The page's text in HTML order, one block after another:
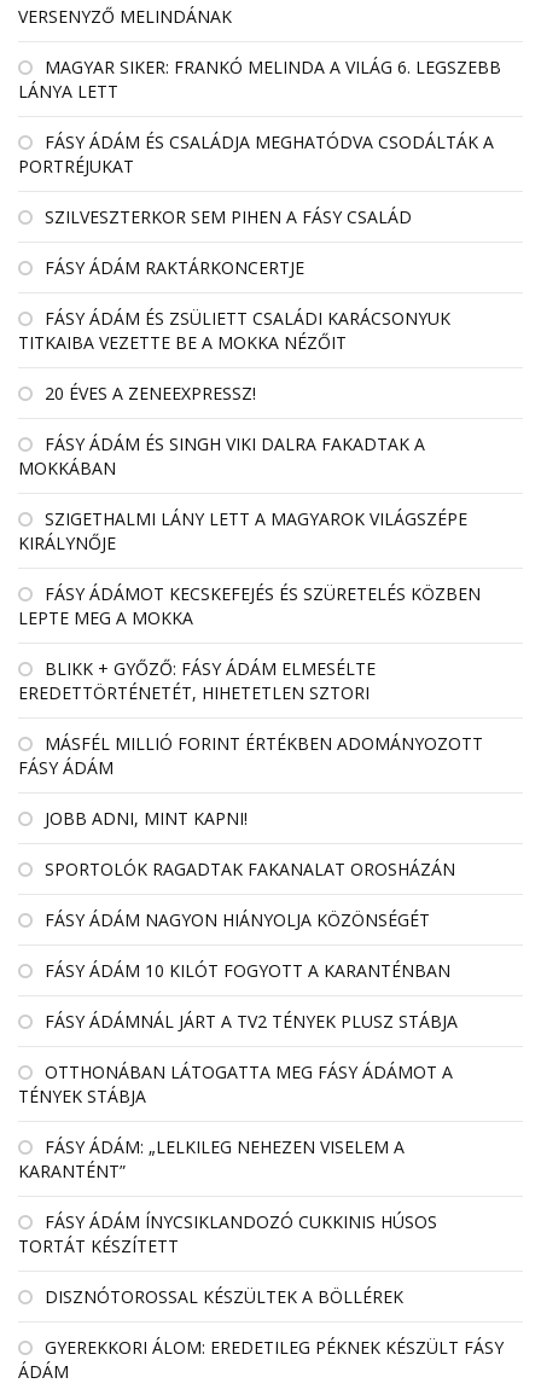
VERSENYZŐ MELINDÁNAK
MAGYAR SIKER: FRANKÓ MELINDA A VILÁG 6. LEGSZEBB
LÁNYA LETT
FÁSY ÁDÁM ÉS CSALÁDJA MEGHATÓDVA CSODÁLTÁK A
PORTRÉJUKAT
SZILVESZTERKOR SEM PIHEN A FÁSY CSALÁD
FÁSY ÁDÁM RAKTÁRKONCERTJE
FÁSY ÁDÁM ÉS ZSÜLIETT CSALÁDI KARÁCSONYUK
TITKAIBA VEZETTE BE A MOKKA NÉZŐIT
20 ÉVES A ZENEEXPRESSZ!
FÁSY ÁDÁM ÉS SINGH VIKI DALRA FAKADTAK A
MOKKÁBAN
SZIGETHALMI LÁNY LETT A MAGYAROK VILÁGSZÉPE
KIRÁLYNŐJE
FÁSY ÁDÁMOT KECSKEFEJÉS ÉS SZÜRETELÉS KÖZBEN
LEPTE MEG A MOKKA
BLIKK + GYŐZŐ: FÁSY ÁDÁM ELMESÉLTE
EREDETTÖRTÉNETÉT, HIHETETLEN SZTORI
MÁSFÉL MILLIÓ FORINT ÉRTÉKBEN ADOMÁNYOZOTT
FÁSY ÁDÁM
JOBB ADNI, MINT KAPNI!
SPORTOLÓK RAGADTAK FAKANALAT OROSHÁZÁN
FÁSY ÁDÁM NAGYON HIÁNYOLJA KÖZÖNSÉGÉT
FÁSY ÁDÁM 10 KILÓT FOGYOTT A KARANTÉNBAN
FÁSY ÁDÁMNÁL JÁRT A TV2 TÉNYEK PLUSZ STÁBJA
OTTHONÁBAN LÁTOGATTA MEG FÁSY ÁDÁMOT A
TÉNYEK STÁBJA
FÁSY ÁDÁM: „LELKILEG NEHEZEN VISELEM A
KARANTÉNT”
FÁSY ÁDÁM ÍNYCSIKLANDOZÓ CUKKINIS HÚSOS
TORTÁT KÉSZÍTETT
DISZNÓTOROSSAL KÉSZÜLTEK A BÖLLÉREK
GYEREKKORI ÁLOM: EREDETILEG PÉKNEK KÉSZÜLT FÁSY
ÁDÁM